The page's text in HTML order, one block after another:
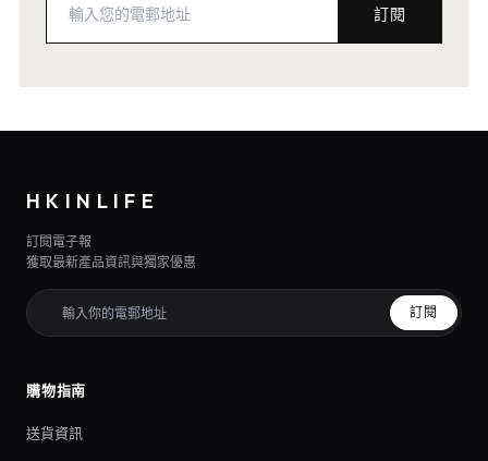
訂閱
HKINLIFE
訂閱電子報
獲取最新產品資訊與獨家優惠
訂閱
購物指南
送貨資訊